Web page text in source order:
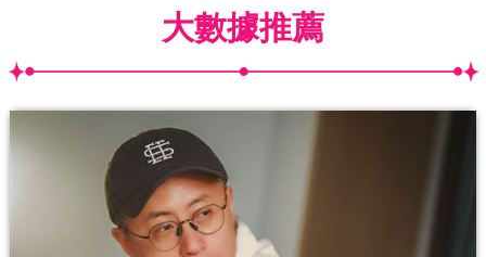
大數據推薦